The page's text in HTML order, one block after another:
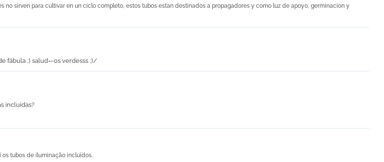
no sirven para cultivar en un ciclo completo, estos tubos estan destinados a propagadores y como luz de apoyo, germinacion y
fábula ;) salud—os verdesss ;)/
incluídas?
os tubos de iluminação incluídos.